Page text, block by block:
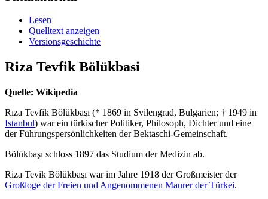
Lesen
Quelltext anzeigen
Versionsgeschichte
Riza Tevfik Bölükbasi
Quelle: Wikipedia
Rıza Tevfik Bölükbaşı (* 1869 in Svilengrad, Bulgarien; † 1949 in
Istanbul) war ein türkischer Politiker, Philosoph, Dichter und eine
der Führungspersönlichkeiten der Bektaschi-Gemeinschaft.
Bölükbaşı schloss 1897 das Studium der Medizin ab.
Riza Tevik Bölükbaşı war im Jahre 1918 der Großmeister der
Großloge der Freien und Angenommenen Maurer der Türkei.